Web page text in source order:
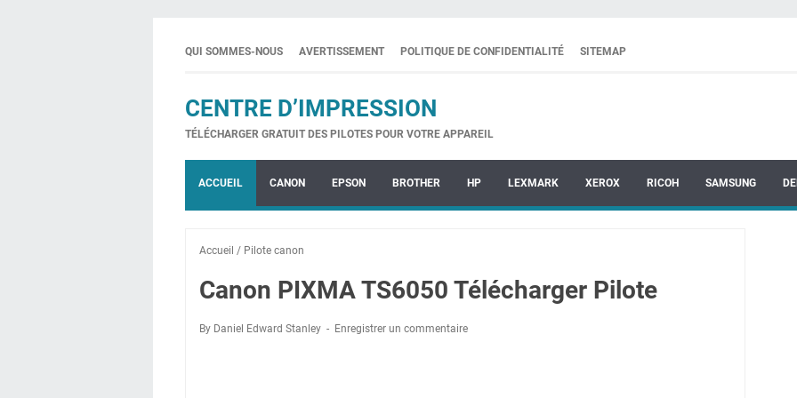
QUI SOMMES-NOUS AVERTISSEMENT POLITIQUE DE CONFIDENTIALITÉ SITEMAP
CENTRE D’IMPRESSION
TÉLÉCHARGER GRATUIT DES PILOTES POUR VOTRE APPAREIL
ACCUEIL CANON EPSON BROTHER HP LEXMARK XEROX RICOH SAMSUNG
Accueil / Pilote canon
Canon PIXMA TS6050 Télécharger Pilote
By Daniel Edward Stanley Enregistrer un commentaire